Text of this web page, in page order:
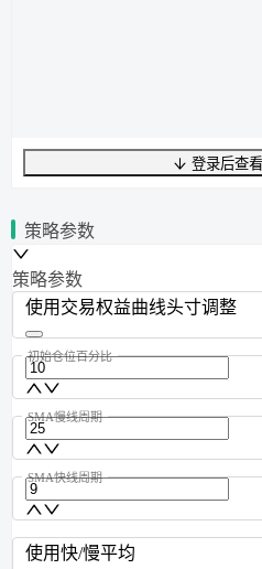
UTF-8326 字节53 字数0 行行 1,列 0
登录后查
策略参数
策略参数
使用交易权益曲线头寸调整
初始仓位百分比
SMA慢线周期
SMA快线周期
使用快/慢平均